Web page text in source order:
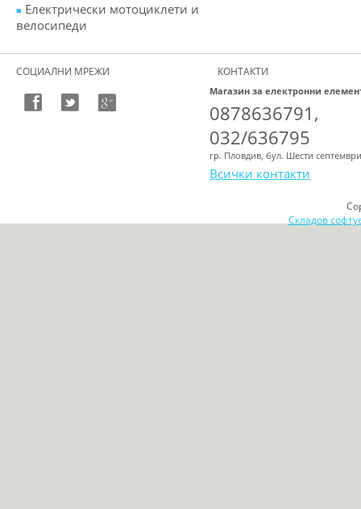
Електрически мотоциклети и
велосипеди
СОЦИАЛНИ МРЕЖИ КОНТАКТИ
Магазин за електронни
0878636791,
032/636795
гр. Пловдив, бул. Шести
Всички контакти
Складов